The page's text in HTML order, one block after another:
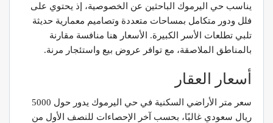
يناسب حي اليرموك الباحثين عن الخصوصية، إذ يحتوي على
فلل ودور متكامل بمساحات متعددة وتصاميم معمارية حديثة
تلبي تطلعات الأسر الكبيرة. الأسعار هنا منافسة مقارنة
بالمناطق الملاصقة، مع توافر عروض بيع واستئجار مرنة.
أسعار العقار
سعر متر الأراضي السكنية في حي اليرموك يدور حول 5000
ريال سعودي غالبًا، بحسب آخر الإحصاءات للنصف الأول من